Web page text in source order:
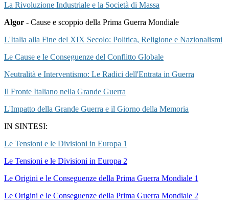
La Rivoluzione Industriale e la Società di Massa
Algor - Cause e scoppio della Prima Guerra Mondiale
L'Italia alla Fine del XIX Secolo: Politica, Religione e Nazionalismi
Le Cause e le Conseguenze del Conflitto Globale
Neutralità e Interventismo: Le Radici dell'Entrata in Guerra
Il Fronte Italiano nella Grande Guerra
L'Impatto della Grande Guerra e il Giorno della Memoria
IN SINTESI:
Le Tensioni e le Divisioni in Europa 1
Le Tensioni e le Divisioni in Europa 2
Le Origini e le Conseguenze della Prima Guerra Mondiale 1
Le Origini e le Conseguenze della Prima Guerra Mondiale 2